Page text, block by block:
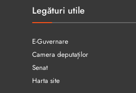
Legături utile
E-Guvernare
Camera deputaților
Senat
Harta site